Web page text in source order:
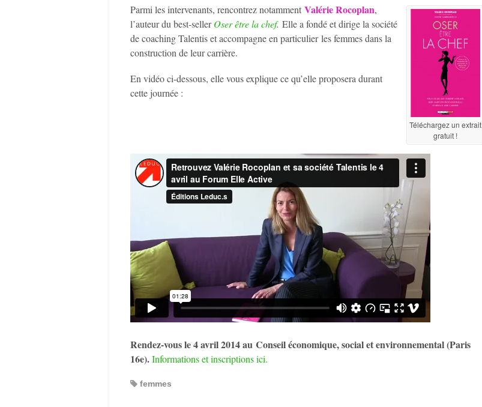
Téléchargez un extrait
gratuit !
Parmi les intervenants, rencontrez notamment Valérie Rocoplan,
l’auteur du best-sellerOser être la chef. Elle a fondé et dirige la société
de coaching Talentis et accompagne en particulier les femmes dans la
construction de leur carrière.
En vidéo ci-dessous, elle vous explique ce qu’elle proposera durant
cette journée :
Rendez-vous le 4 avril 2014 au Conseil économique, social et environnemental (Paris
16e).Informations et inscriptions ici.
femmes